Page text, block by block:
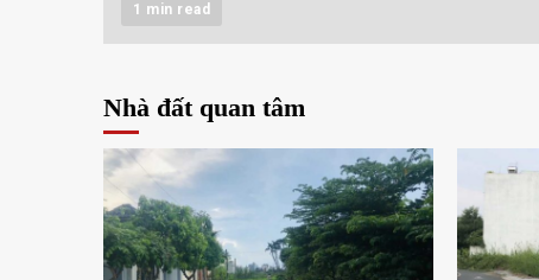
1 min read
Nhà đất quan tâm